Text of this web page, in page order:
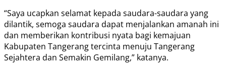
“Saya ucapkan selamat kepada saudara-saudara yang
dilantik, semoga saudara dapat menjalankan amanah ini
dan memberikan kontribusi nyata bagi kemajuan
Kabupaten Tangerang tercinta menuju Tangerang
Sejahtera dan Semakin Gemilang,” katanya.